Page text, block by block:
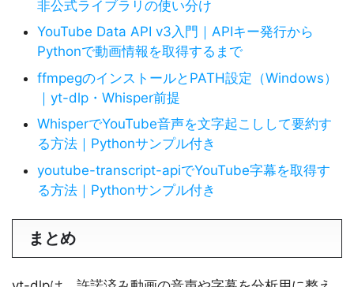
非公式ライブラリの使い分け
YouTube Data API v3入門｜APIキー発行から
Pythonで動画情報を取得するまで
ffmpegのインストールとPATH設定（Windows）
｜yt-dlp・Whisper前提
WhisperでYouTube音声を文字起こしして要約す
る方法｜Pythonサンプル付き
youtube-transcript-apiでYouTube字幕を取得す
る方法｜Pythonサンプル付き
まとめ